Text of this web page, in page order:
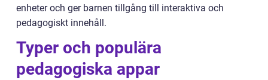
enheter och ger barnen tillgång till interaktiva och
pedagogiskt innehåll.
Typer och populära
pedagogiska appar